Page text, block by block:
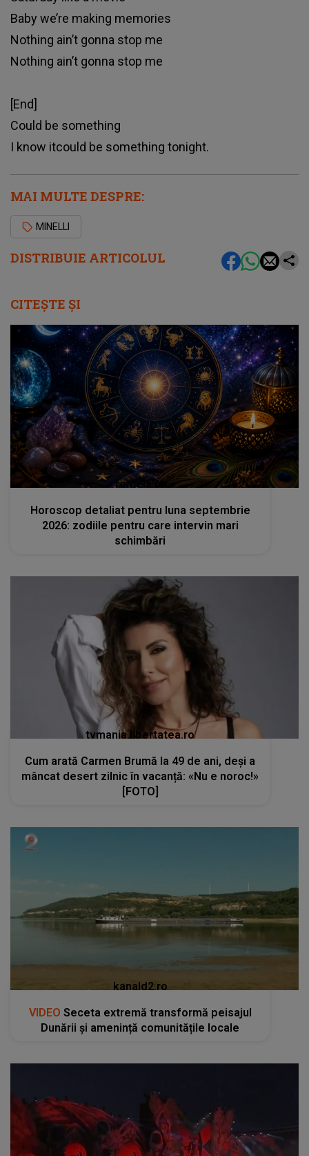
DISTRIBUIE ARTICOLUL
Baby we’re making memories
Nothing ain’t gonna stop me
Nothing ain’t gonna stop me
[End]
Could be something
I know itcould be something tonight.
MAI MULTE DESPRE:
MINELLI
CITEȘTE ȘI
femeia.ro
Horoscop detaliat pentru luna septembrie
2026: zodiile pentru care intervin mari
schimbări
tvmania.libertatea.ro
Cum arată Carmen Brumă la 49 de ani, deși a
mâncat desert zilnic în vacanță: «Nu e noroc!»
[FOTO]
kanald2.ro
VIDEO Seceta extremă transformă peisajul
Dunării și amenință comunitățile locale